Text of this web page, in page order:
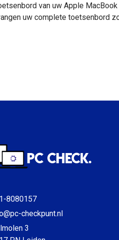
van uw Apple
uw complete toetsenbord
8080157
checkpunt.nl
3